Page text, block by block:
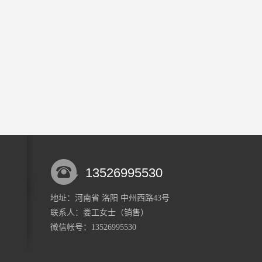
13526995530
地址：河南省 洛阳 中州西路43号
联系人：娄工女士 （销售）
微信帐号：13526995530